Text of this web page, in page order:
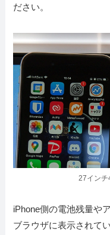
ださい。
27インチ
iPhone側の電池残量や
ブラウザに表示されて